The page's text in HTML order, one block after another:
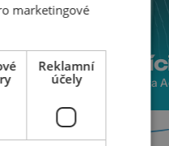
PPC & Meta
marketingové
Reklamní
účely